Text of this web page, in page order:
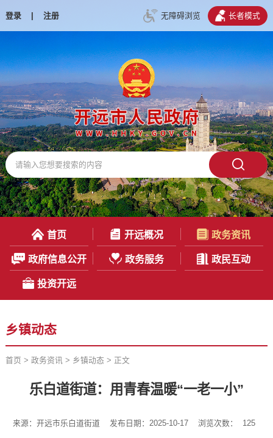
登录 | 注册 无障碍浏览 长者模式
首页 开远概况 政务资讯
政府信息公开 政务服务 政民互动
投资开远
乡镇动态
首页 > 政务资讯> 乡镇动态 > 正文
乐白道街道：用青春温暖“一老一小”
来源：开远市乐白道街道 发布日期：2025-10-17 浏览次数： 125